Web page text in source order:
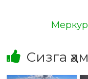
Сизга